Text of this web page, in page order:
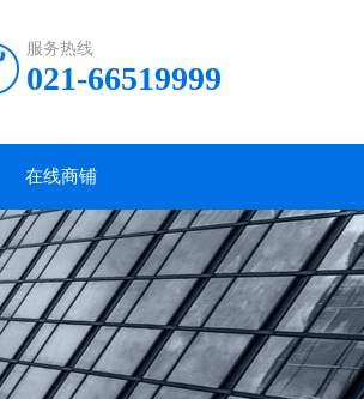
服务热线
021-66519999
在线商铺